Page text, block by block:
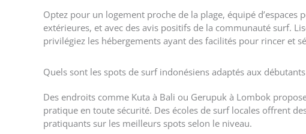
Optez pour un logement proche de la plage, équipé
extérieures, et avec des avis positifs de la communauté surf.
privilégiez les hébergements ayant des facilités pour rincer et
Quels sont les spots de surf indonésiens adaptés aux débutants
Des endroits comme Kuta à Bali ou Gerupuk à Lombok
pratique en toute sécurité. Des écoles de surf locales offrent
pratiquants sur les meilleurs spots selon le niveau.